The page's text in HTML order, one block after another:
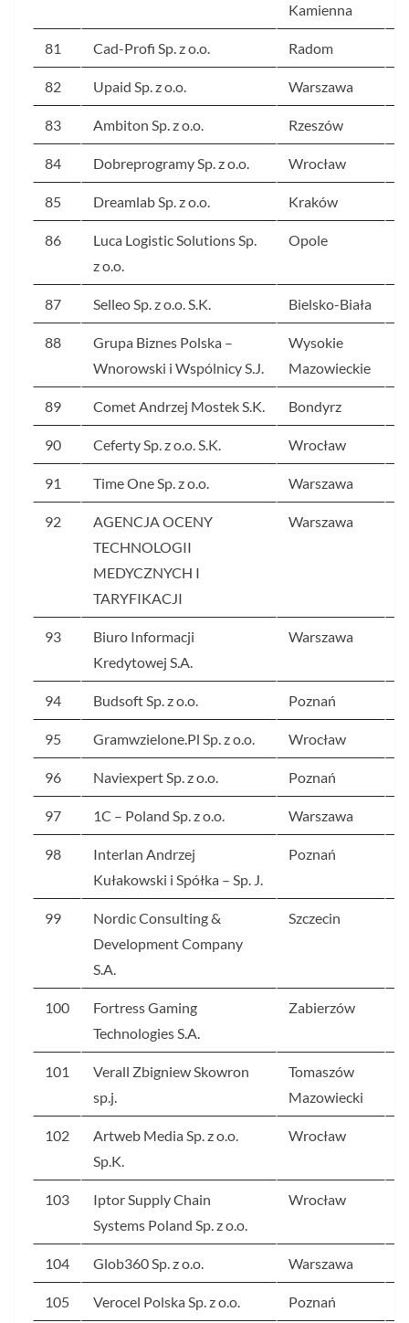
Kamienna
81 Cad-Profi Sp. z o.o. Radom
82 Upaid Sp. z o.o. Warszawa
83 Ambiton Sp. z o.o. Rzeszów
84 Dobreprogramy Sp. z o.o. Wrocław
85 Dreamlab Sp. z o.o. Kraków
86
Luca Logistic Solutions Sp.
z o.o.
Opole
87 Selleo Sp. z o.o. S.K. Bielsko-Biała
88
Grupa Biznes Polska –
Wnorowski i Wspólnicy S.J.
Wysokie
Mazowieckie
89 Comet Andrzej Mostek S.K. Bondyrz
90 Ceferty Sp. z o.o. S.K. Wrocław
91 Time One Sp. z o.o. Warszawa
92
AGENCJA OCENY
TECHNOLOGII
MEDYCZNYCH I
TARYFIKACJI
Warszawa
93
Biuro Informacji
Kredytowej S.A.
Warszawa
94 Budsoft Sp. z o.o. Poznań
95 Gramwzielone.Pl Sp. z o.o. Wrocław
96 Naviexpert Sp. z o.o. Poznań
97 1C – Poland Sp. z o.o. Warszawa
98
Interlan Andrzej
Kułakowski i Spółka – Sp. J.
Poznań
99
Nordic Consulting &
Development Company
S.A.
Szczecin
100
Fortress Gaming
Technologies S.A.
Zabierzów
101
Verall Zbigniew Skowron
sp.j.
Tomaszów
Mazowiecki
102
Artweb Media Sp. z o.o.
Sp.K.
Wrocław
103
Iptor Supply Chain
Systems Poland Sp. z o.o.
Wrocław
104 Glob360 Sp. z o.o. Warszawa
105 Verocel Polska Sp. z o.o. Poznań